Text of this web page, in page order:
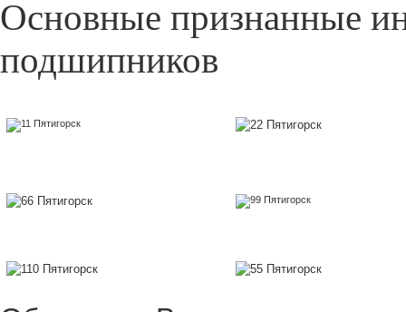
Основные признанные
подшипников